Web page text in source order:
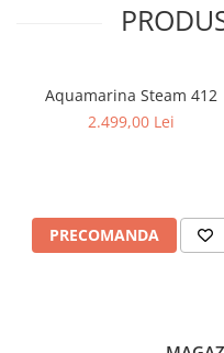
Aquamarina Steam 412
2.499,00 Lei
PRECOMANDA